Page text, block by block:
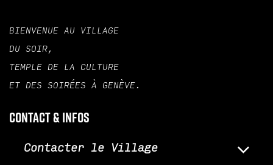
BIENVENUE AU VILLAGE
DU SOIR,
TEMPLE DE LA CULTURE
ET DES SOIRÉES À GENÈVE.
Contact & infos
Contacter le Village